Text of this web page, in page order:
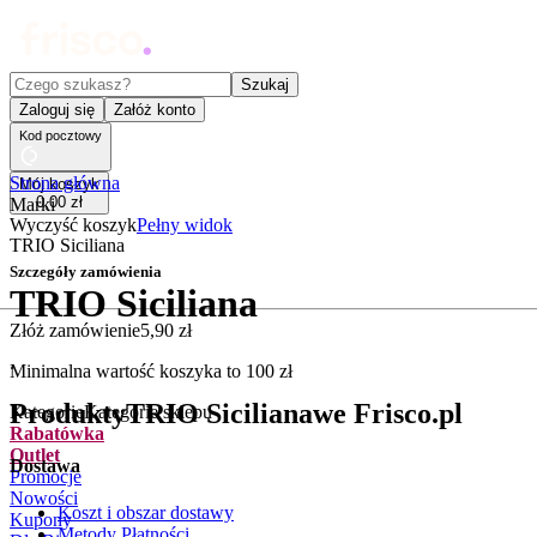
Czego szukasz?
Szukaj
Zaloguj się
Załóż konto
Kod pocztowy
Mój koszyk
0,00 zł
Wyczyść koszykPełny widok
Szczegóły zamówienia
Złóż zamówienie5,90 zł
Minimalna wartość koszyka to 100 zł
KategorieKategorie sklepu
Rabatówka
Outlet
Promocje
Nowości
Kupony
Strona główna
Marki
TRIO Siciliana
TRIO Siciliana
.
ProduktyTRIO Sicilianawe Frisco.pl
Dostawa
Koszt i obszar dostawy